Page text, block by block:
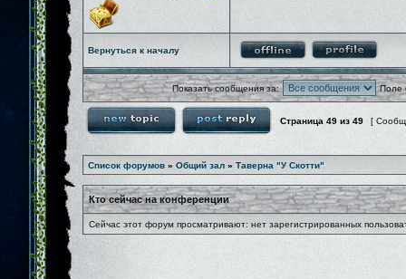
Вернуться к началу
Показать сообщения за: Поле
Страница 49 из 49 [
Список форумов » Общий зал » Таверна "У Скотти"
Кто сейчас на конференции
Сейчас этот форум просматривают: нет зарегистрированных